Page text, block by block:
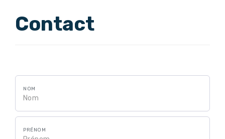
Contact
NOM
PRÉNOM